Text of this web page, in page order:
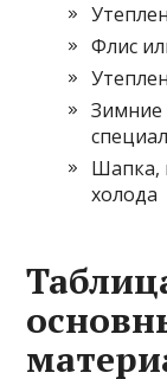
Флис
Зимние
Шапка,
холода